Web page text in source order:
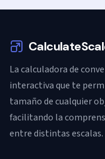
La calculadora de
interactiva que te
tamaño de cualquier
facilitando la
entre distintas escalas.